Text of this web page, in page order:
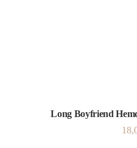
Long Boyfriend